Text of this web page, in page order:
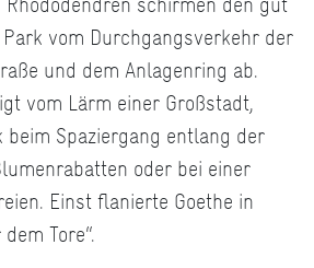
vom Durchgangsverkehr der
und dem Anlagenring ab.
vom Lärm einer Großstadt,
Spaziergang entlang der
oder bei einer
Einst flanierte Goethe in
Tore“.